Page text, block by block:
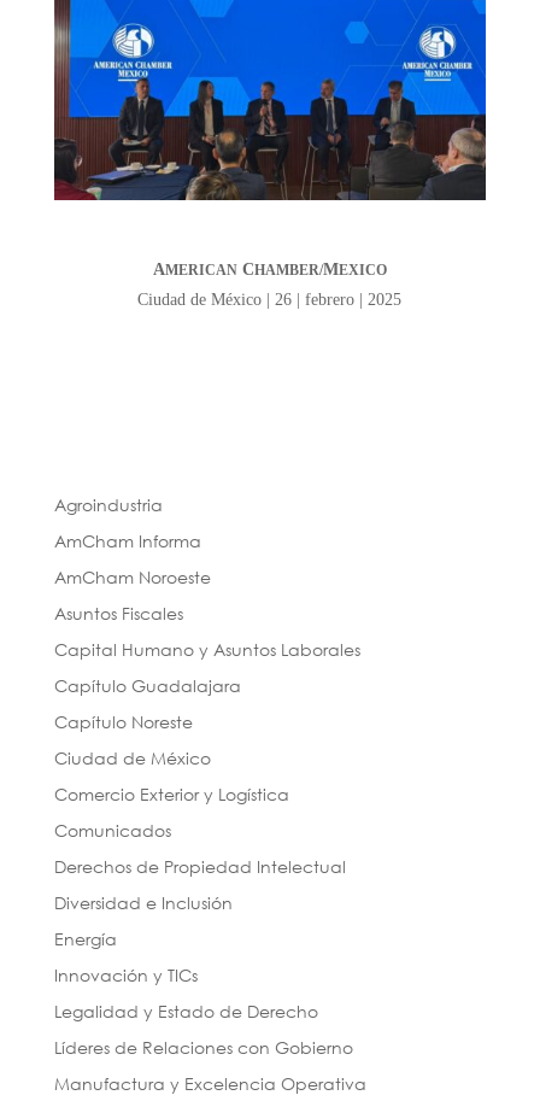
AMERICANCHAMBER/MEXICO
Ciudad de México | 26 | febrero | 2025
Agroindustria
AmCham Informa
AmCham Noroeste
Asuntos Fiscales
Capital Humano y Asuntos Laborales
Capítulo Guadalajara
Capítulo Noreste
Ciudad de México
Comercio Exterior y Logística
Comunicados
Derechos de Propiedad Intelectual
Diversidad e Inclusión
Energía
Innovación y TICs
Legalidad y Estado de Derecho
Líderes de Relaciones con Gobierno
Manufactura y Excelencia Operativa